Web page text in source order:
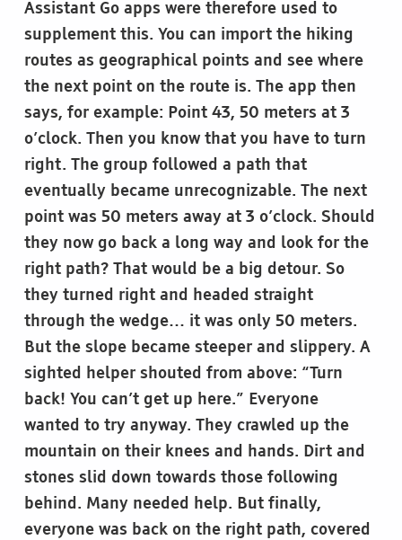
Assistant Go apps were therefore used to
supplement this. You can import the hiking
routes as geographical points and see where
the next point on the route is. The app then
says, for example: Point 43, 50 meters at 3
o’clock. Then you know that you have to turn
right. The group followed a path that
eventually became unrecognizable. The next
point was 50 meters away at 3 o’clock. Should
they now go back a long way and look for the
right path? That would be a big detour. So
they turned right and headed straight
through the wedge… it was only 50 meters.
But the slope became steeper and slippery. A
sighted helper shouted from above: “Turn
back! You can’t get up here.” Everyone
wanted to try anyway. They crawled up the
mountain on their knees and hands. Dirt and
stones slid down towards those following
behind. Many needed help. But finally,
everyone was back on the right path, covered